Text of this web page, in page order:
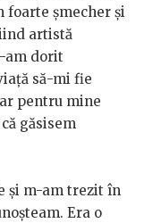
foarte șmecher și
artistă
am dorit
să-mi fie
pentru mine
găsisem
și m-am trezit în
Era o